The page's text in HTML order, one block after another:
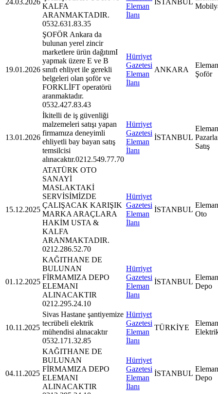
24.03.2026
KALFA
ARANMAKTADIR.
0532.631.83.35
Eleman
İlanı
İSTANBUL
19.01.2026
ŞOFÖR Ankara da
bulunan yerel zincir
marketlere ürün dağıtımI
yapmak üzere E ve B
sınıfı ehliyet ile gerekli
belgeleri olan şoför ve
FORKLİFT operatörü
aranmaktadır.
0532.427.83.43
Hürriyet
Gazetesi
Eleman
İlanı
ANKARA
Şoför
13.01.2026
İkitelli de iş güvenliği
malzemeleri satışı yapan
firmamıza deneyimli
ehliyetli bay bayan satış
temsilcisi
alınacaktır.0212.549.77.70
Hürriyet
Gazetesi
Eleman
İlanı
İSTANBUL
Satış
15.12.2025
ATATÜRK OTO
SANAYİ
MASLAKTAKİ
SERVİSİMİZDE
ÇALIŞACAK KARIŞIK
MARKA ARAÇLARA
HAKİM USTA &
KALFA
ARANMAKTADIR.
0212.286.52.70
Hürriyet
Gazetesi
Eleman
İlanı
İSTANBUL
Oto
01.12.2025
KAĞITHANE DE
BULUNAN
FİRMAMIZA DEPO
ELEMANI
ALINACAKTIR
0212.295.24.10
Hürriyet
Gazetesi
Eleman
İlanı
İSTANBUL
Depo
10.11.2025
Sivas Hastane şantiyemize
tecrübeli elektrik
mühendisi alınacaktır
0532.171.32.85
Hürriyet
Gazetesi
Eleman
İlanı
TÜRKİYE
04.11.2025
KAĞITHANE DE
BULUNAN
FİRMAMIZA DEPO
ELEMANI
ALINACAKTIR
Hürriyet
Gazetesi
Eleman
İlanı
İSTANBUL
Depo